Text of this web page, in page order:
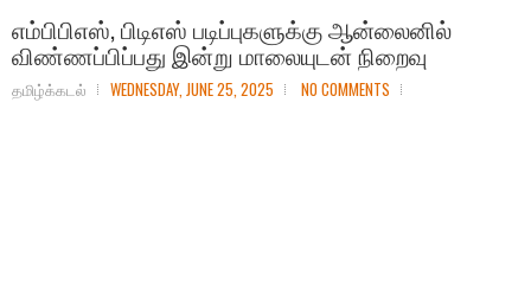
எம்பிபிஎஸ், பிடிஎஸ் படிப்புகளுக்கு ஆன்லைனில்
விண்ணப்பிப்பது இன்று மாலையுடன் நிறைவு
தமிழ்க்கடல் WEDNESDAY, JUNE 25, 2025 NO COMMENTS